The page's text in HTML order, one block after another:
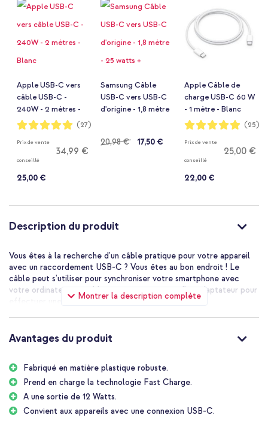
Apple USB-C vers
câble USB-C -
240W - 2 mètres -
Blanc
Notation:
99%
(27)
Prix de vente
conseillé
34,99 €
25,00 €
Samsung Câble
USB-C vers USB-C
d'origine - 1,8 mètre
recharge rapide
Prix
20,98 € 17,50 €
Apple Câble de
charge USB-C 60 W
- 1 mètre - Blanc
Notation:
98%
(25)
Prix de vente
conseillé
25,00 €
22,00 €
Description du produit
Montrer la description complète
Vous êtes à la recherche d'un câble pratique pour votre appareil
avec un raccordement USB-C ? Vous êtes au bon endroit ! Le
câble peut s'utiliser pour synchroniser votre smartphone avec
votre ordinateur portable ou pour vous servir d'un adaptateur pour
effectuer une recharge.
Avantages du produit
Fabriqué en matière plastique robuste.
Prend en charge la technologie Fast Charge.
A une sortie de 12 Watts.
Convient aux appareils avec une connexion USB-C.